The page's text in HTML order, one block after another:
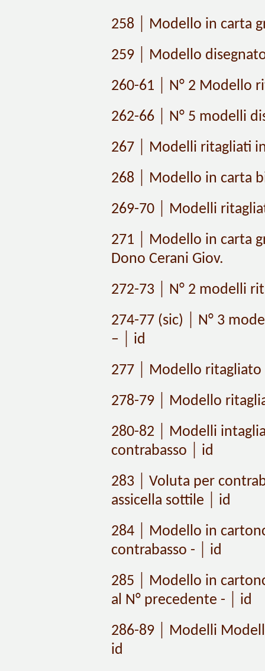
258 │ Modello in carta
259 │ Modello
260-61 │ N° 2 Modello
262-66 │ N° 5 modelli
267 │ Modelli ritagliati
268 │ Modello in carta
269-70 │ Modelli
271 │ Modello in carta
Dono Cerani Giov.
272-73 │ N° 2 modelli
274-77 (sic) │ N° 3
– │ id
277 │ Modello ritagliato
278-79 │ Modello
280-82 │ Modelli
contrabasso │ id
283 │ Voluta per
assicella sottile │ id
284 │ Modello in
contrabasso - │ id
285 │ Modello in
al N° precedente - │ id
286-89 │ Modelli
id